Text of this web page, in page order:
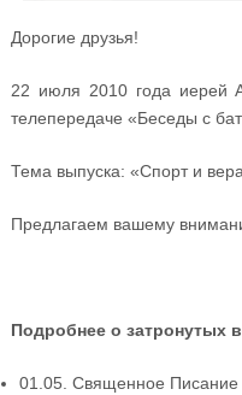
Дорогие друзья!
22 июля 2010 года иерей
телепередаче «Беседы с
Тема выпуска: «Спорт и
Предлагаем вашему
Подробнее о затронутых
01.05. Священное Писание